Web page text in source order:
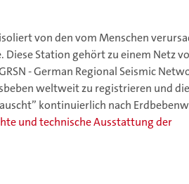
von den vom Menschen
Diese Station gehört zu einem Netz
- German Regional Seismic
weltweit zu registrieren und
kontinuierlich nach
und technische Ausstattung der